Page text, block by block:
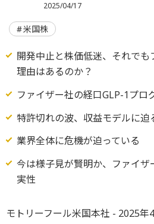
2025/04/17
米国株
開発中止と株価低迷、それでも
理由はあるのか？
ファイザー社の経口GLP-1プロ
特許切れの波、収益モデルに迫
業界全体に危機が迫っている
今は様子見が賢明か、ファイ
実性
モトリーフール米国本社 - 2025